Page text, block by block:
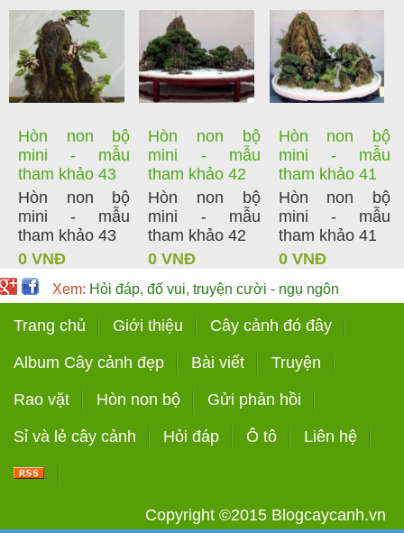
Hòn non bộ
mini - mẫu
tham khảo 43
Hòn non bộ
mini - mẫu
tham khảo 43
0 VNĐ
Hòn non bộ
mini - mẫu
tham khảo 42
Hòn non bộ
mini - mẫu
tham khảo 42
0 VNĐ
Hòn non bộ
mini - mẫu
tham khảo 41
Hòn non bộ
mini - mẫu
tham khảo 41
0 VNĐ
Xem: Hỏi đáp, đố vui, truyện cười - ngụ ngôn
Trang chủ Giới thiệu Cây cảnh đó đây
Album Cây cảnh đẹp Bài viết Truyện
Rao vặt Hòn non bộ Gửi phản hồi
Sỉ và lẻ cây cảnh Hỏi đáp Ô tô Liên hệ
Copyright ©2015 Blogcaycanh.vn